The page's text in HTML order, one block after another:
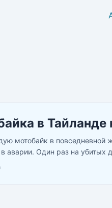
в Тайланде
мотобайк в повседневной
аварии. Один раз на убитых
салфетками мотобайк и